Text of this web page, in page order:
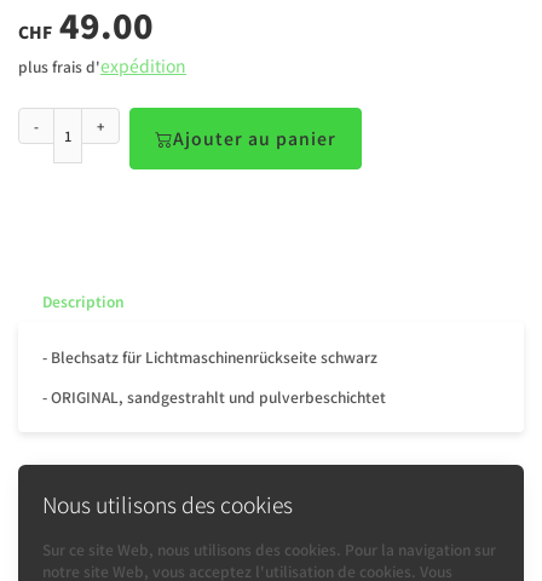
Nous utilisons des cookies
Sur ce site Web, nous utilisons des cookies. Pour la navigation sur
notre site Web, vous acceptez l'utilisation de cookies. Vous
CHF 49.00
plus frais d'expédition
- + Ajouter au panier
Description
- Blechsatz für Lichtmaschinenrückseite schwarz
- ORIGINAL, sandgestrahlt und pulverbeschichtet
Précédente